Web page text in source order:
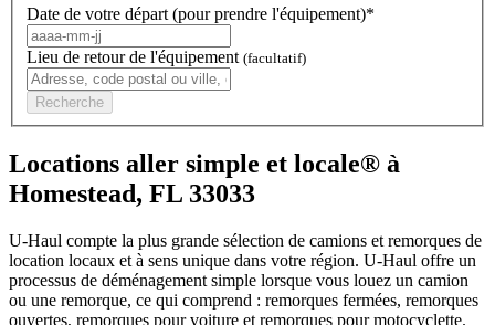
Date de votre départ (pour prendre l'équipement)*
Lieu de retour de l'équipement (facultatif)
Recherche
Locations aller simple et locale® à
Homestead, FL 33033
U-Haul compte la plus grande sélection de camions et remorques de
location locaux et à sens unique dans votre région. U-Haul offre un
processus de déménagement simple lorsque vous louez un camion
ou une remorque, ce qui comprend : remorques fermées, remorques
ouvertes, remorques pour voiture et remorques pour motocyclette.